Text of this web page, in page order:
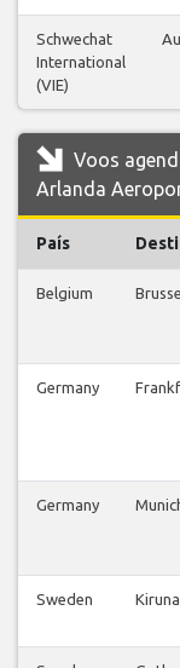
Schwechat
International
(VIE)
Voos
Arlanda
País
Belgium
Germany
Germany
Sweden Kiruna